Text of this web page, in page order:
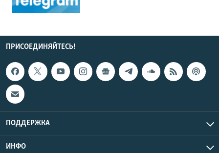
ПРИСОЕДИНЯЙТЕСЬ!
ПОДДЕРЖКА
ИНФО